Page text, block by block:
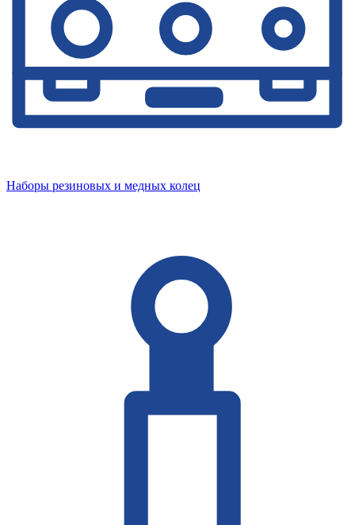
Наборы резиновых и медных колец